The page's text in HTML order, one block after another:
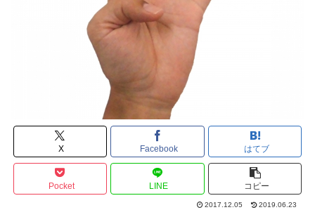
X Facebook はてブ
Pocket LINE コピー
2017.12.05 2019.06.23